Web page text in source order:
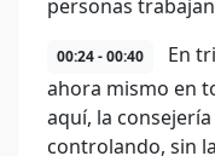
personas
00:24 - 00:40
En
ahora mismo en
aquí, la
controlando, sin